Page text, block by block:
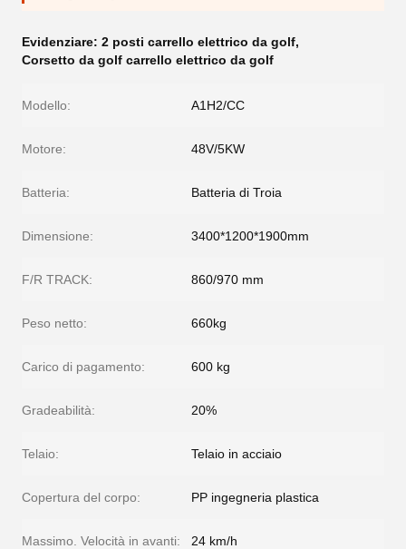
Evidenziare: 2 posti carrello elettrico da golf,
Corsetto da golf carrello elettrico da golf
Modello: A1H2/CC
Motore: 48V/5KW
Batteria: Batteria di Troia
Dimensione: 3400*1200*1900mm
F/R TRACK: 860/970 mm
Peso netto: 660kg
Carico di pagamento: 600 kg
Gradeabilità: 20%
Telaio: Telaio in acciaio
Copertura del corpo: PP ingegneria plastica
Massimo. Velocità in avanti: 24 km/h